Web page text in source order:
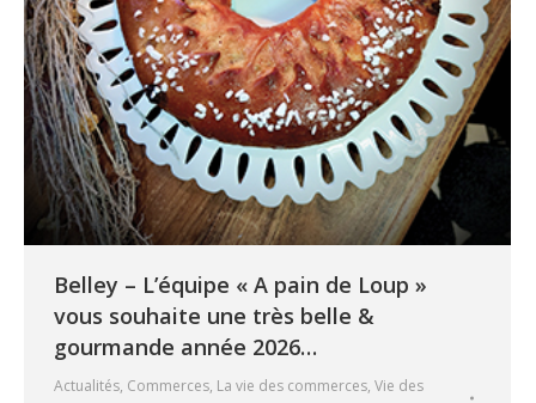
Belley – L’équipe « A pain de Loup »
vous souhaite une très belle &
gourmande année 2026…
Actualités, Commerces, La vie des commerces, Vie des